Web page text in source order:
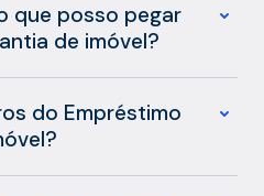
que posso pegar
de imóvel?
do Empréstimo